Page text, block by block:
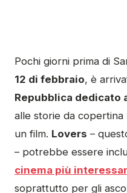
Pochi giorni prima di
12 di febbraio, è
Repubblica dedicato
alle storie da
un film. Lovers –
– potrebbe essere
cinema più
soprattutto per gli